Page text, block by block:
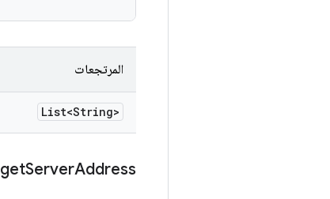
المرتجعات
List<String>
getServerAddress